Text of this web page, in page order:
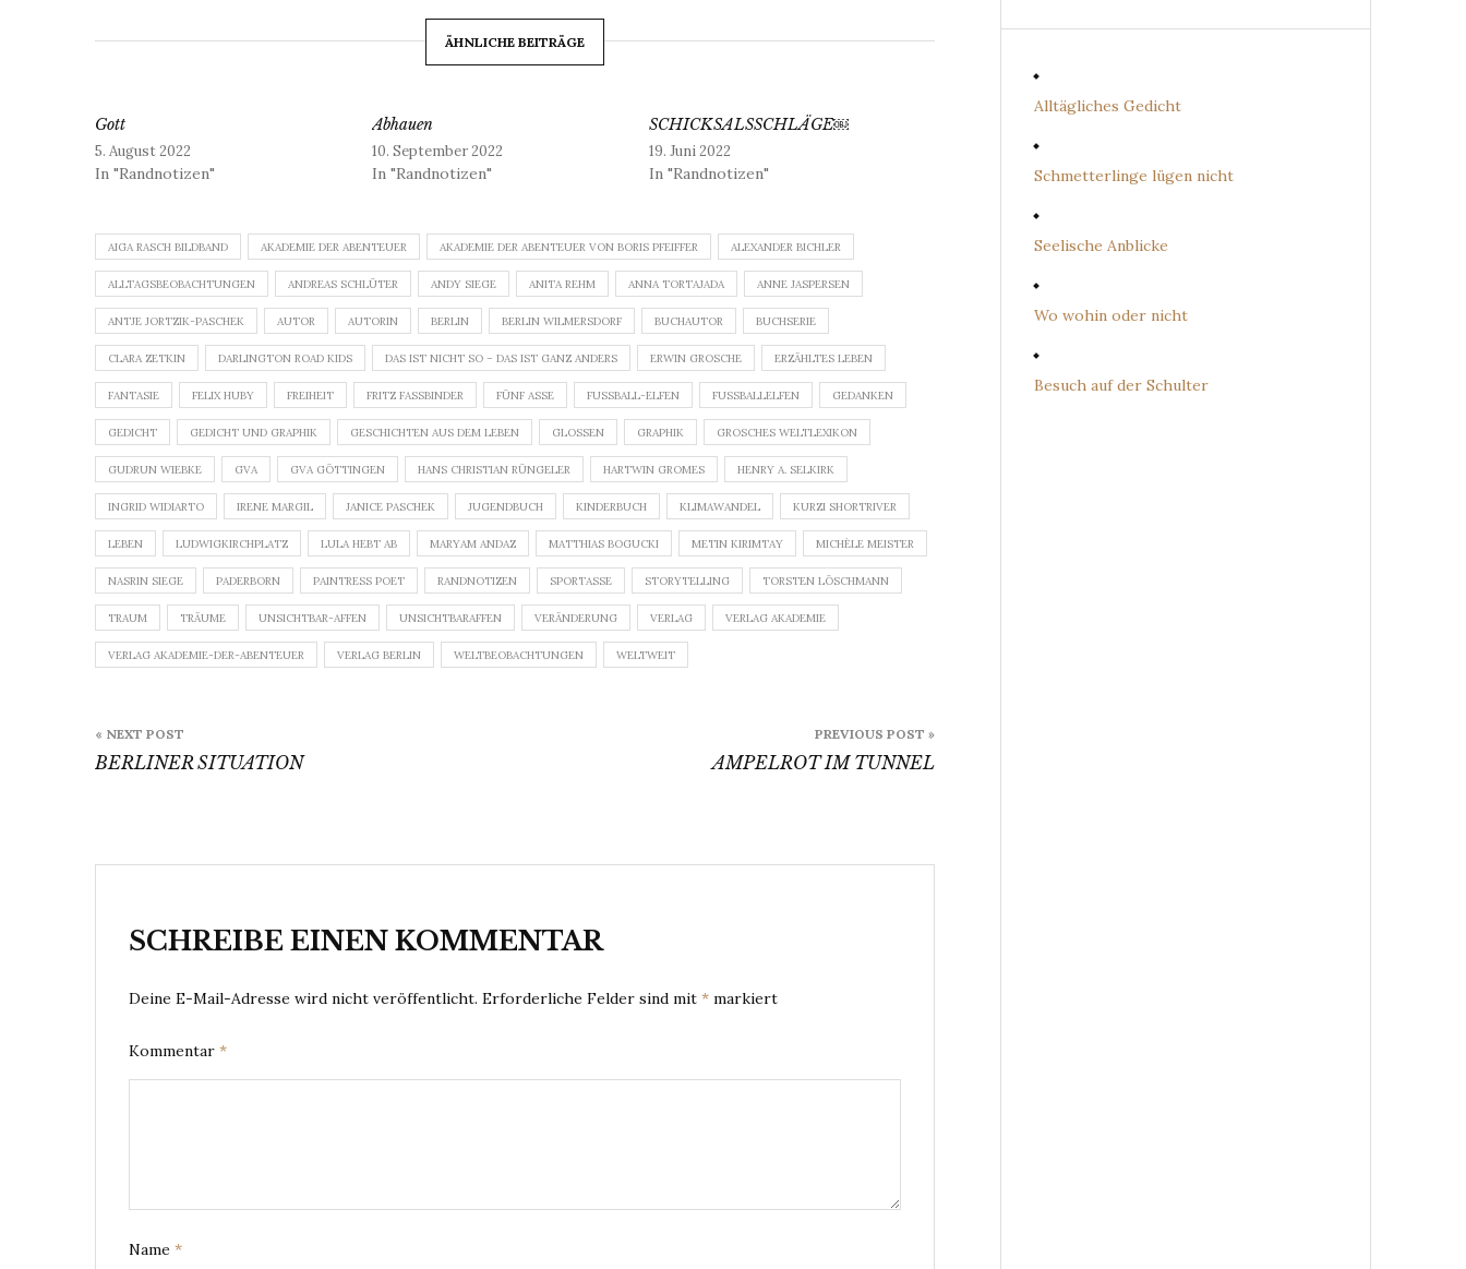
ÄHNLICHE BEITRÄGE
Gott
5. August 2022
In "Randnotizen"
Abhauen
10. September 2022
In "Randnotizen"
SCHICKSALSSCHLÄGE￼
19. Juni 2022
In "Randnotizen"
AIGA RASCH BILDBAND AKADEMIE DER ABENTEUER AKADEMIE DER ABENTEUER VON BORIS PFEIFFER ALEXANDER BICHLER
ALLTAGSBEOBACHTUNGEN ANDREAS SCHLÜTER ANDY SIEGE ANITA REHM ANNA TORTAJADA ANNE JASPERSEN
ANTJE JORTZIK-PASCHEK AUTOR AUTORIN BERLIN BERLIN WILMERSDORF BUCHAUTOR BUCHSERIE
CLARA ZETKIN DARLINGTON ROAD KIDS DAS IST NICHT SO – DAS IST GANZ ANDERS ERWIN GROSCHE ERZÄHLTES LEBEN
FANTASIE FELIX HUBY FREIHEIT FRITZ FASSBINDER FÜNF ASSE FUSSBALL-ELFEN FUSSBALLELFEN GEDANKEN
GEDICHT GEDICHT UND GRAPHIK GESCHICHTEN AUS DEM LEBEN GLOSSEN GRAPHIK GROSCHES WELTLEXIKON
GUDRUN WIEBKE GVA GVA GÖTTINGEN HANS CHRISTIAN RÜNGELER HARTWIN GROMES HENRY A. SELKIRK
INGRID WIDIARTO IRENE MARGIL JANICE PASCHEK JUGENDBUCH KINDERBUCH KLIMAWANDEL KURZI SHORTRIVER
LEBEN LUDWIGKIRCHPLATZ LULA HEBT AB MARYAM ANDAZ MATTHIAS BOGUCKI METIN KIRIMTAY MICHÈLE MEISTER
NASRIN SIEGE PADERBORN PAINTRESS POET RANDNOTIZEN SPORTASSE STORYTELLING TORSTEN LÖSCHMANN
TRAUM TRÄUME UNSICHTBAR-AFFEN UNSICHTBARAFFEN VERÄNDERUNG VERLAG VERLAG AKADEMIE
VERLAG AKADEMIE-DER-ABENTEUER VERLAG BERLIN WELTBEOBACHTUNGEN WELTWEIT
PREVIOUS POST »
AMPELROT IM TUNNEL
« NEXT POST
BERLINER SITUATION
SCHREIBE EINEN KOMMENTAR
Deine E-Mail-Adresse wird nicht veröffentlicht. Erforderliche Felder sind mit * markiert
Kommentar *
Name *
Alltägliches Gedicht
Schmetterlinge lügen nicht
Seelische Anblicke
Wo wohin oder nicht
Besuch auf der Schulter